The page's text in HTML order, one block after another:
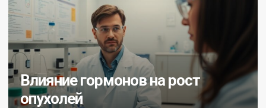
Влияние гормонов на рост
опухолей